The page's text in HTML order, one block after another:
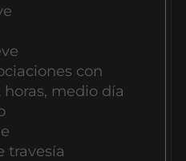
con
horas, medio día
travesía